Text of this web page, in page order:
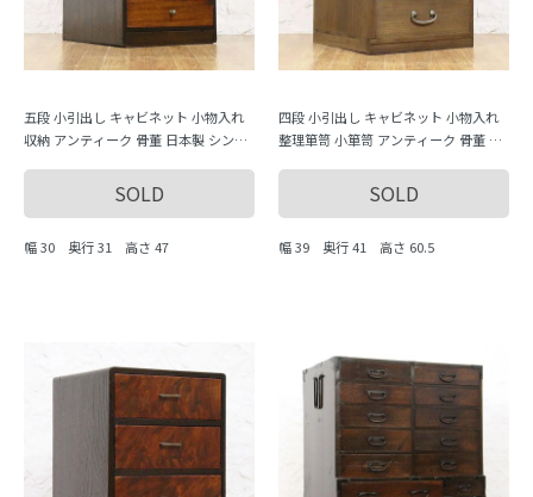
五段 小引出し キャビネット 小物入れ
収納 アンティーク 骨董 日本製 シンプ
SOLD
幅 30 奥行 31 高さ 47
四段 小引出し キャビネット 小物入れ
整理箪笥 小箪笥 アンティーク 骨董 日
SOLD
幅 39 奥行 41 高さ 60.5